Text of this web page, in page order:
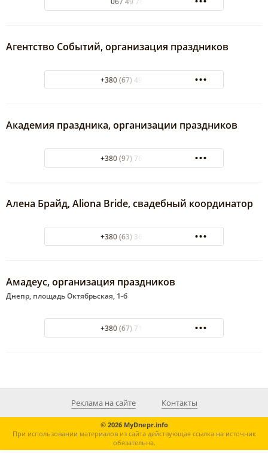
Агентство Событий, организация праздников
+380 (67) 497-83-73
Академия праздника, организации праздников
+380 (97) 762-91-09
Алена Брайд, Aliona Bride, свадебный координатор
+380 (63) 369-78-87
Амадеус, организация праздников
Днепр, площадь Октябрьская, 1-б
+380 (67) 711-78-13
Реклама на сайте Контакты
© 2026 MyDnepr.info
При использовании материалов из сайта действующая ссылка на источник
обязательна.